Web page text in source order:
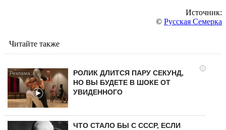
Источник:
© Русская Семерка
Читайте также
i
РОЛИК ДЛИТСЯ ПАРУ СЕКУНД,
НО ВЫ БУДЕТЕ В ШОКЕ ОТ
УВИДЕННОГО
ЧТО СТАЛО БЫ С СССР, ЕСЛИ